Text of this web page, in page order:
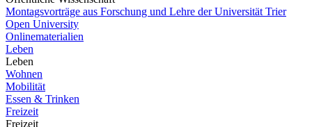
Montagsvorträge aus Forschung und Lehre der Universität Trier
Open University
Onlinematerialien
Leben
Leben
Wohnen
Mobilität
Essen & Trinken
Freizeit
Freizeit